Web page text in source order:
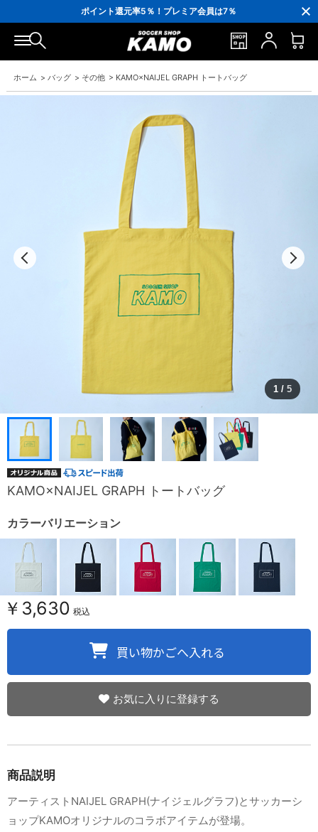
ポイント還元率5％！プレミア会員は7％
会員の方にはお誕生月に「10％OFFクーポン」プレゼント！
16,000円(税込)以上でシューズケースプレゼント！
3,300円(税込)以上で送料無料！
ホーム > バッグ > その他 > KAMO×NAIJEL GRAPH トートバッグ
1 / 5
KAMO×NAIJEL GRAPH トートバッグ
カラーバリエーション
￥3,630 税込
お気に入りに登録する
商品説明
アーティストNAIJEL GRAPH(ナイジェルグラフ)とサッカーシ
ョップKAMOオリジナルのコラボアイテムが登場。